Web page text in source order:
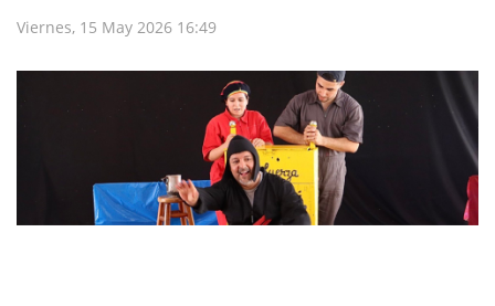
Viernes, 15 May 2026 16:49